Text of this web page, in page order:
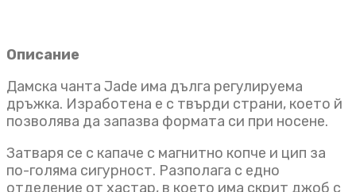
Описание
Дамска чанта Jade има дълга регулируема
дръжка. Изработена е с твърди страни, което й
позволява да запазва формата си при носене.
Затваря се с капаче с магнитно копче и цип за
по-голяма сигурност. Разполага с едно
отделение от хастар, в което има скрит джоб с